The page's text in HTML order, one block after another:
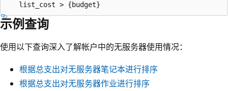
示例查询
使用以下查询深入了解帐户中的无服务器使用情况：
根据总支出对无服务器笔记本进行排序
根据总支出对无服务器作业进行排序